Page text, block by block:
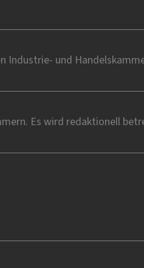
Industrie- und
Es wird redaktionell